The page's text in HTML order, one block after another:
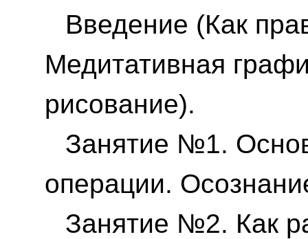
Введение (Как
Медитативная
рисование).
Занятие №1.
операции.
Занятие №2. Как